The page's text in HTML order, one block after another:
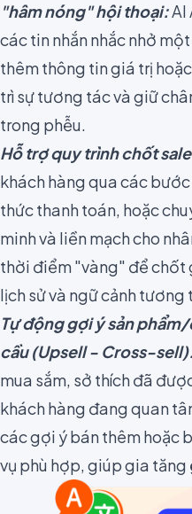
"hâm nóng" hội thoại:AI
các tin nhắn nhắc nhở
thêm thông tin giá trị
trì sự tương tác và giữ
trong phễu.
Hỗ trợ quy trình chốt
khách hàng qua các
thức thanh toán, hoặc
minh và liền mạch cho
thời điểm "vàng" để chốt
lịch sử và ngữ cảnh tương
Tự động gợi ý sản
cầu (Upsell - Cross-
mua sắm, sở thích đã
khách hàng đang quan
các gợi ý bán thêm hoặc
vụ phù hợp, giúp gia tăng